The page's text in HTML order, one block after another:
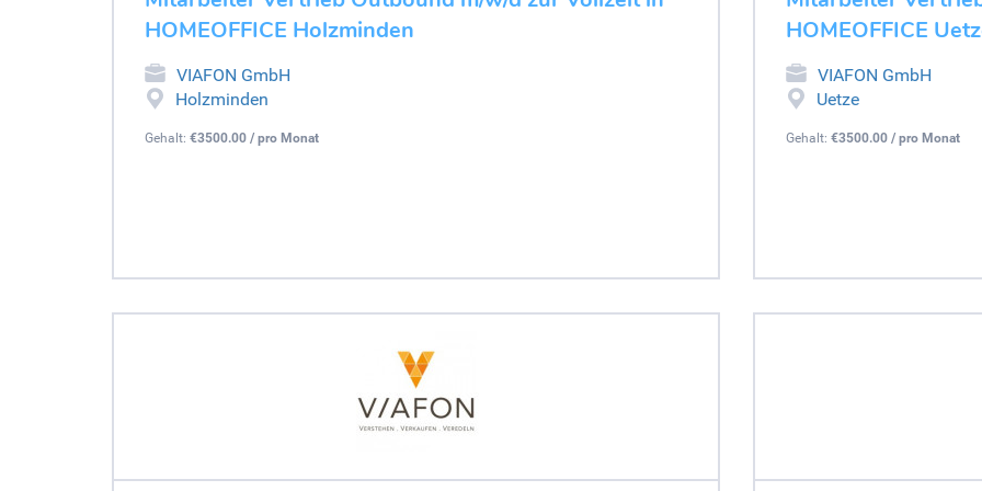
HOMEOFFICE Holzminden
VIAFON GmbH
Holzminden
Gehalt: €3500.00 / pro Monat
HOMEOFFICE
VIAFON GmbH
Uetze
Gehalt: €3500.00 / pro Monat